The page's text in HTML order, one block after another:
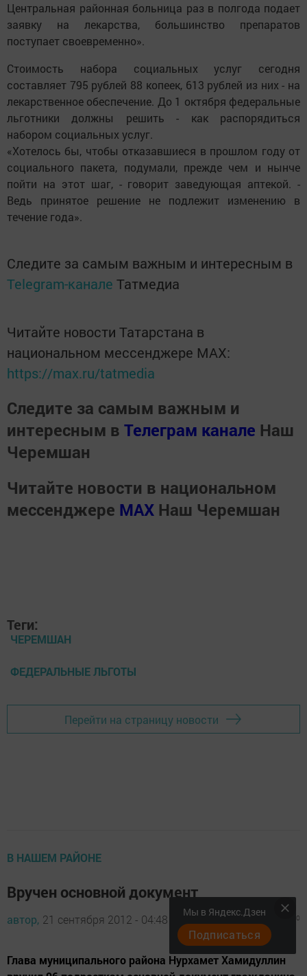
Центральная районная больница раз в полгода подает
заявку на лекарства, большинство препаратов
поступает своевременно».
Стоимость набора социальных услуг сегодня
составляет 795 рублей 88 копеек, 613 рублей из них - на
лекарственное обеспечение. До 1 октября федеральные
льготники должны решить - как распорядиться
набором социальных услуг.
«Хотелось бы, чтобы отказавшиеся в прошлом году от
социального пакета, подумали, прежде чем и нынче
пойти на этот шаг, - говорит заведующая аптекой. -
Ведь принятое решение не подлежит изменению в
течение года».
Следите за самым важным и интересным в
Telegram-канале Татмедиа
Читайте новости Татарстана в
национальном мессенджере MАХ:
https://max.ru/tatmedia
Следите за самым важным и
интересным в Телеграм канале Наш
Черемшан
Читайте новости в национальном
мессенджере MАХ Наш Черемшан
Теги:
ЧЕРЕМШАН
ФЕДЕРАЛЬНЫЕ ЛЬГОТЫ
Перейти на страницу новости
В НАШЕМ РАЙОНЕ
Вручен основной документ
автор, 21 сентября 2012 - 04:48 846 0
Глава муниципального района Нурхамет Хамидуллин
Мы в Яндекс.Дзен
Подписаться